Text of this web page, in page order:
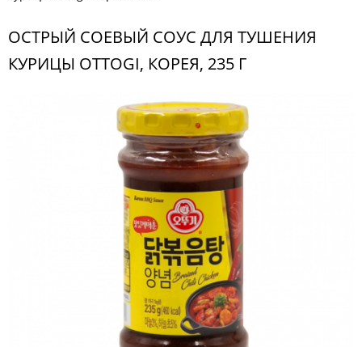
ОСТРЫЙ СОЕВЫЙ СОУС ДЛЯ ТУШЕНИЯ
КУРИЦЫ OTTOGI, КОРЕЯ, 235 Г